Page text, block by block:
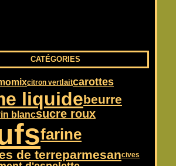
CATÉGORIES
citron vert laitcarottes
liquidebeurre
blancsucre roux
farine
de terreparmesancives